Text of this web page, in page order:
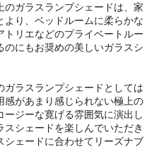
ガラスランプシェードは、家
り、ベッドルームに柔らかな
リエなどのプライベートルー
のにもお奨めの美しいガラスシ
ラスランプシェードとしては
感があまり感じられない極上の
ジーな寛げる雰囲気に演出し
シェードを楽しんでいただき
シェードに合わせてリーズナブ